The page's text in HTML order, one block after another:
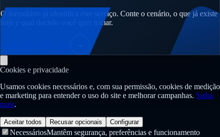
O formulário já identifica este serviço. Conte o cenário, o que já existe
hoje e qual decisão você quer tomar.
Cookies e privacidade
Usamos cookies necessários e, com sua permissão, cookies de medição
e marketing para entender o uso do site e melhorar campanhas. Saiba
mais.
Aceitar todos Recusar opcionais Configurar
NecessáriosMantêm segurança, preferências e funcionamento